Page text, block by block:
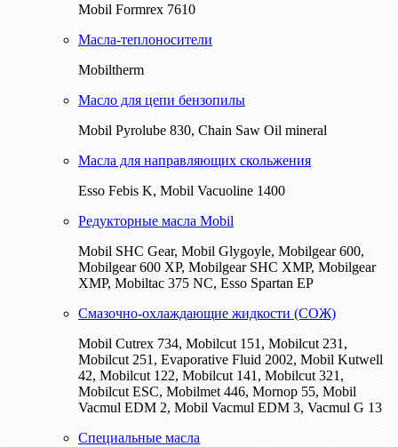
Mobil Formrex 7610
Масла-теплоносители
Mobiltherm
Масло для цепи бензопилы
Mobil Pyrolube 830, Chain Saw Oil mineral
Масла для направляющих скольжения
Esso Febis K, Mobil Vacuoline 1400
Редукторные масла Mobil
Mobil SHC Gear, Mobil Glygoyle, Mobilgear 600,
Mobilgear 600 XP, Mobilgear SHC XMP, Mobilgear
XМP, Mobiltac 375 NC, Esso Spartan EP
Смазочно-охлаждающие жидкости (СОЖ)
Mobil Cutrex 734, Mobilcut 151, Mobilcut 231,
Mobilcut 251, Evaporative Fluid 2002, Mobil Kutwell
42, Mobilcut 122, Mobilcut 141, Mobilcut 321,
Mobilcut ESC, Mobilmet 446, Mornop 55, Mobil
Vacmul EDM 2, Mobil Vacmul EDM 3, Vacmul G 13
Специальные масла